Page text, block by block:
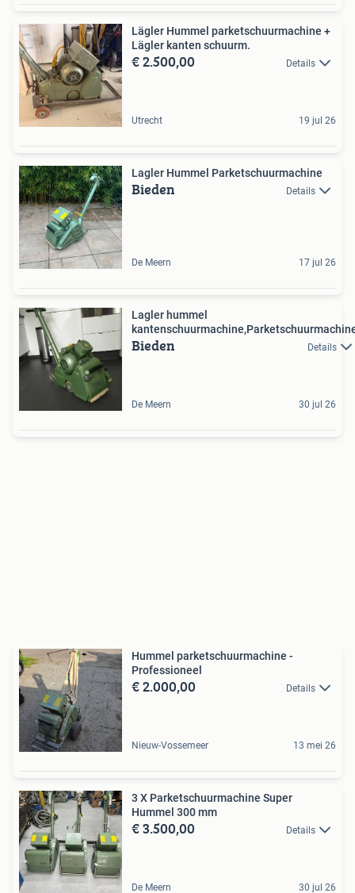
Lägler Hummel parketschuurmachine +
Lägler kanten schuurm.
€ 2.500,00 Details
Utrecht 19 jul 26
Lagler Hummel Parketschuurmachine
Bieden Details
De Meern 17 jul 26
Lagler hummel
Bieden Details
De Meern 30 jul 26
Hummel parketschuurmachine -
Professioneel
€ 2.000,00 Details
Nieuw-Vossemeer 13 mei 26
3 X Parketschuurmachine Super
Hummel 300 mm
€ 3.500,00 Details
De Meern 30 jul 26